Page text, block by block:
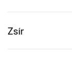
Zsír